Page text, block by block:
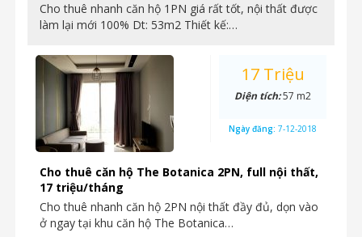
Cho thuê nhanh căn hộ 1PN giá rất tốt, nội thất được
làm lại mới 100% Dt: 53m2 Thiết kế:…
Cho thuê căn hộ The Botanica 2PN, full nội thất,
17 triệu/tháng
Cho thuê nhanh căn hộ 2PN nội thất đầy đủ, dọn vào
ở ngay tại khu căn hộ The Botanica…
17 Triệu
Diện tích:57 m2
Ngày đăng: 7-12-2018